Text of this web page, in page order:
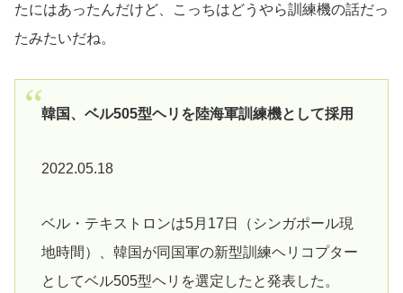
たにはあったんだけど、こっちはどうやら訓練機の話だっ
たみたいだね。
韓国、ベル505型ヘリを陸海軍訓練機として採用
2022.05.18
ベル・テキストロンは5月17日（シンガポール現
地時間）、韓国が同国軍の新型訓練ヘリコプター
としてベル505型ヘリを選定したと発表した。